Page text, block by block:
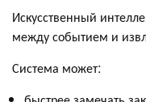
Искусственный
между событием и
Система может: